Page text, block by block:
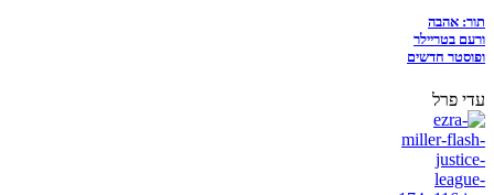
תור: אהבה
ורעם בטריילר
ופוסטר חדשים
עדי פרל